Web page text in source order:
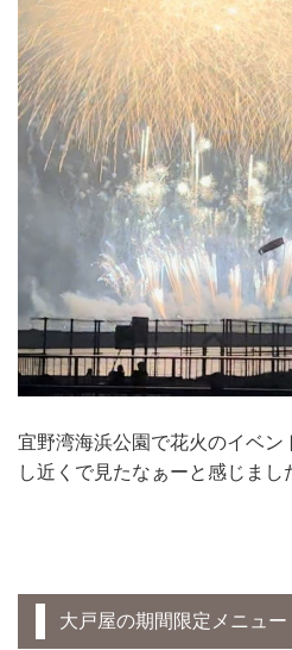
宜野湾海浜公園で花火のイベ
し近くで見たなぁーと感じまし
大戸屋の期間限定メニュー